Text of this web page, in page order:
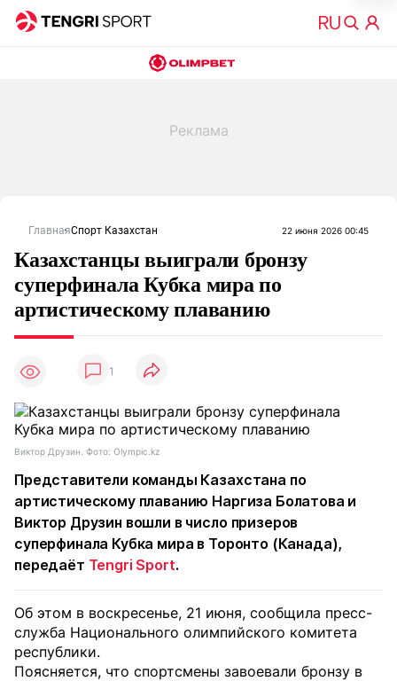
ГлавнаяСпорт Казахстан 22 июня 2026 00:45
Казахстанцы выиграли бронзу
суперфинала Кубка мира по
артистическому плаванию
1
Виктор Друзин. Фото: Olympic.kz
Представители команды Казахстана по
артистическому плаванию Наргиза Болатова и
Виктор Друзин вошли в число призеров
суперфинала Кубка мира в Торонто (Канада),
передаёт Tengri Sport.
Об этом в воскресенье, 21 июня, сообщила пресс-
служба Национального олимпийского комитета
республики.
Поясняется, что спортсмены завоевали бронзу в